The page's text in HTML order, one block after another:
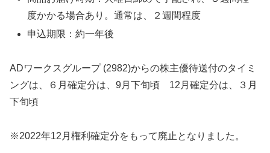
度かかる場合あり。通常は、２週間程度
申込期限：約一年後
ADワークスグループ (2982)からの株主優待送付のタイミ
ングは、６月確定分は、9月下旬頃 12月確定分は、３月
下旬頃
※2022年12月権利確定分をもって廃止となりました。